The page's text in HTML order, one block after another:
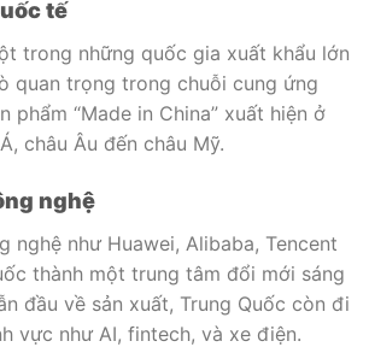
tế
trong những quốc gia xuất khẩu lớn
quan trọng trong chuỗi cung ứng
phẩm “Made in China” xuất hiện ở
châu Âu đến châu Mỹ.
nghệ
nghệ như Huawei, Alibaba, Tencent
thành một trung tâm đổi mới sáng
đầu về sản xuất, Trung Quốc còn đi
vực như AI, fintech, và xe điện.